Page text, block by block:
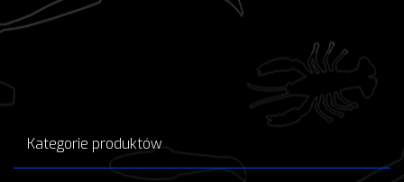
Kategorie produktów